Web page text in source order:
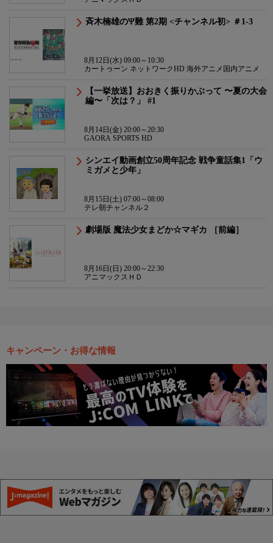
斉木楠雄のΨ難 第2期 <チャンネル初> ＃1-3
8月12日(水) 09:00～10:30
カートゥーン ネットワークHD 海外アニメ国内アニメ
【一挙放送】おおきく振りかぶって 〜夏の大会
編〜「次は？」 #1
8月14日(金) 20:00～20:30
GAORA SPORTS HD
シンエイ動画創立50周年記念 戦争童話集1「ウ
ミガメと少年」
8月15日(土) 07:00～08:00
テレ朝チャンネル２
劇場版 魔法少女まどか☆マギカ ［前編］
8月16日(日) 20:00～22:30
アニマックスＨＤ
キャンペーン・お得な情報